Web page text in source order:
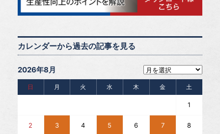
カレンダーから過去の記事を見る
2026年8月
日 月 火 水 木 金 土
1
2 3 4 5 6 7 8